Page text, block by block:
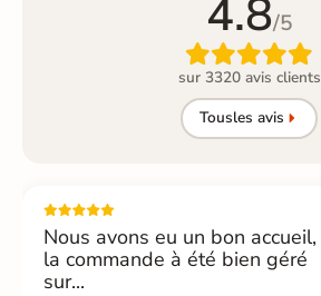
4.8/5

sur 3320 avis clients
Tousles avis
Nous avons eu un bon accueil,
la commande à été bien géré
sur...